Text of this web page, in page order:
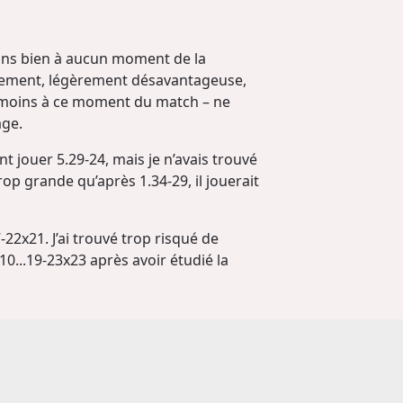
bien à aucun moment de la
légèrement désavantageuse,
à ce moment du match – ne
jouer 5.29-24, mais je n’avais trouvé
grande qu’après 1.34-29, il jouerait
J’ai trouvé trop risqué de
23x23 après avoir étudié la